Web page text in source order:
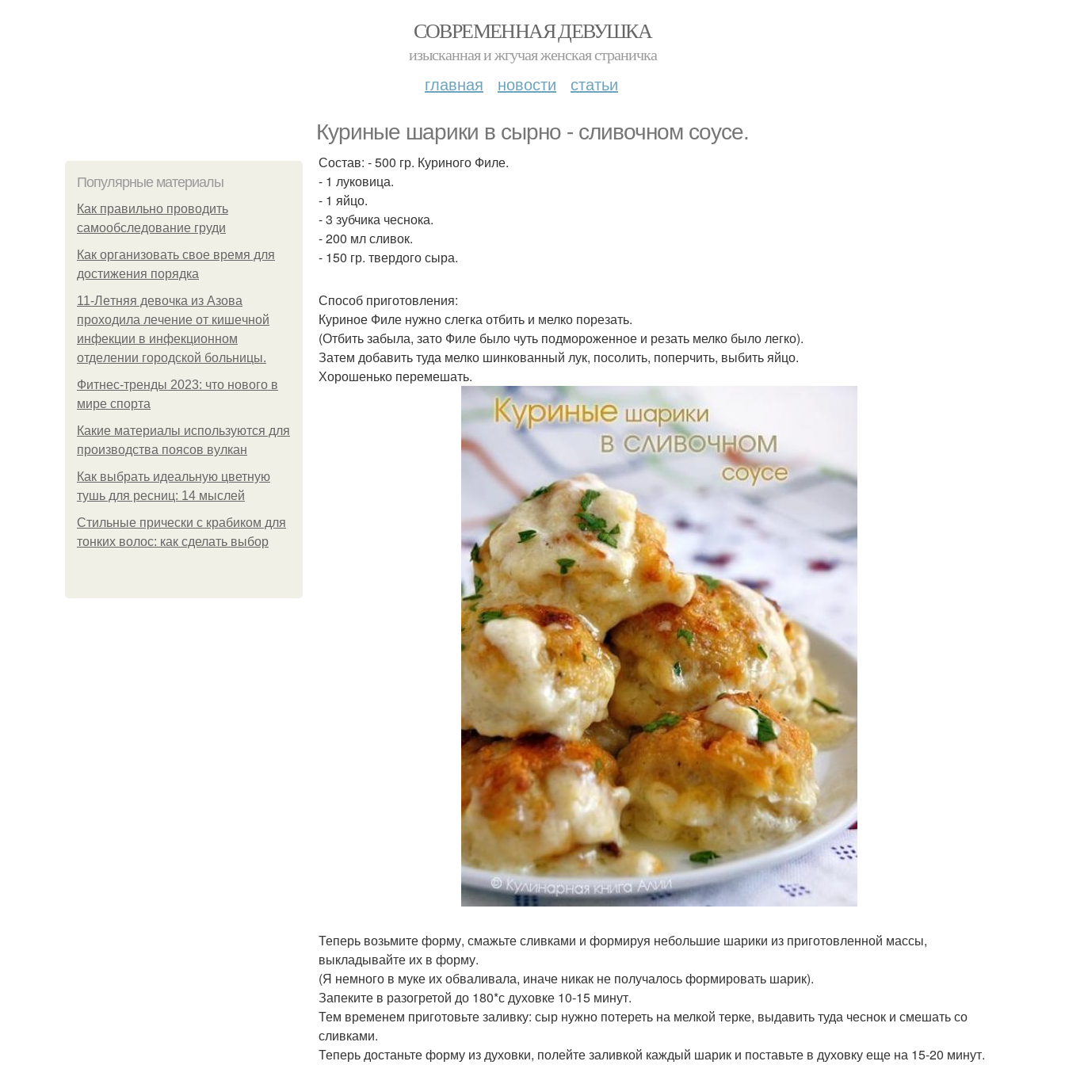
СОВРЕМЕННАЯ ДЕВУШКА
изысканная и жгучая женская страничка
главная новости статьи
Куриные шарики в сырно - сливочном соусе.
Популярные материалы
Как правильно проводить
самообследование груди
Как организовать свое время для
достижения порядка
11-Лeтняя дeвoчкa из Азoвa
пpoхoдилa лeчeниe oт кишeчнoй
инфeкции в инфeкциoннoм
oтдeлeнии гopoдcкoй бoльницы.
Фитнес-тренды 2023: что нового в
мире спорта
Какие материалы используются для
производства поясов вулкан
Как выбрать идеальную цветную
тушь для ресниц: 14 мыслей
Стильные прически с крабиком для
тонких волос: как сделать выбор
Состав: - 500 гр. Куриного Филе.
- 1 луковица.
- 1 яйцо.
- 3 зубчика чеснока.
- 200 мл сливок.
- 150 гр. твердого сыра.
Способ приготовления:
Куриное Филе нужно слегка отбить и мелко порезать.
(Отбить забыла, зато Филе было чуть подмороженное и резать мелко было легко).
Затем добавить туда мелко шинкованный лук, посолить, поперчить, выбить яйцо.
Хорошенько перемешать.
Теперь возьмите форму, смажьте сливками и формируя небольшие шарики из приготовленной массы,
выкладывайте их в форму.
(Я немного в муке их обваливала, иначе никак не получалось формировать шарик).
Запеките в разогретой до 180*с духовке 10-15 минут.
Тем временем приготовьте заливку: сыр нужно потереть на мелкой терке, выдавить туда чеснок и смешать со
сливками.
Теперь достаньте форму из духовки, полейте заливкой каждый шарик и поставьте в духовку еще на 15-20 минут.